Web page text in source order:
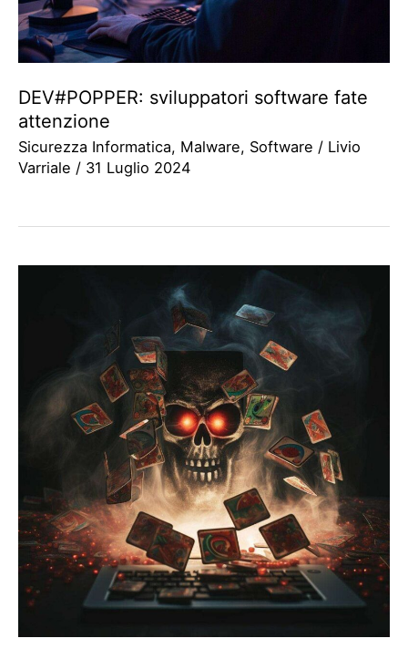
DEV#POPPER: sviluppatori software fate
attenzione
Sicurezza Informatica, Malware, Software / Livio
Varriale / 31 Luglio 2024